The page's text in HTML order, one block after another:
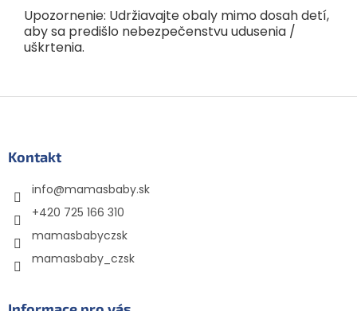
Upozornenie: Udržiavajte obaly mimo dosah detí,
aby sa predišlo nebezpečenstvu udusenia /
uškrtenia.
Kontakt
info@mamasbaby.sk
+420 725 166 310
mamasbabyczsk
mamasbaby_czsk